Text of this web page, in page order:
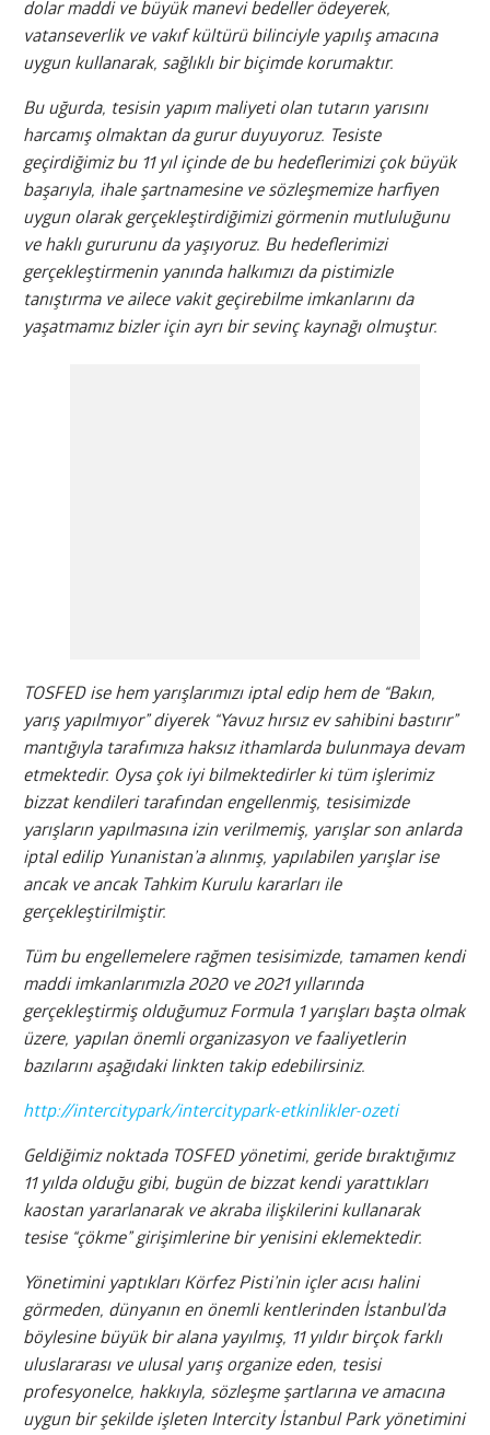
dolar maddi ve büyük manevi bedeller ödeyerek,
vatanseverlik ve vakıf kültürü bilinciyle yapılış amacına
uygun kullanarak, sağlıklı bir biçimde korumaktır.
Bu uğurda, tesisin yapım maliyeti olan tutarın yarısını
harcamış olmaktan da gurur duyuyoruz. Tesiste
geçirdiğimiz bu 11 yıl içinde de bu hedeflerimizi çok büyük
başarıyla, ihale şartnamesine ve sözleşmemize harfiyen
uygun olarak gerçekleştirdiğimizi görmenin mutluluğunu
ve haklı gururunu da yaşıyoruz. Bu hedeflerimizi
gerçekleştirmenin yanında halkımızı da pistimizle
tanıştırma ve ailece vakit geçirebilme imkanlarını da
yaşatmamız bizler için ayrı bir sevinç kaynağı olmuştur.
TOSFED ise hem yarışlarımızı iptal edip hem de “Bakın,
yarış yapılmıyor” diyerek “Yavuz hırsız ev sahibini bastırır”
mantığıyla tarafımıza haksız ithamlarda bulunmaya devam
etmektedir. Oysa çok iyi bilmektedirler ki tüm işlerimiz
bizzat kendileri tarafından engellenmiş, tesisimizde
yarışların yapılmasına izin verilmemiş, yarışlar son anlarda
iptal edilip Yunanistan’a alınmış, yapılabilen yarışlar ise
ancak ve ancak Tahkim Kurulu kararları ile
gerçekleştirilmiştir.
Tüm bu engellemelere rağmen tesisimizde, tamamen kendi
maddi imkanlarımızla 2020 ve 2021 yıllarında
gerçekleştirmiş olduğumuz Formula 1 yarışları başta olmak
üzere, yapılan önemli organizasyon ve faaliyetlerin
bazılarını aşağıdaki linkten takip edebilirsiniz.
http://intercitypark/intercitypark-etkinlikler-ozeti
Geldiğimiz noktada TOSFED yönetimi, geride bıraktığımız
11 yılda olduğu gibi, bugün de bizzat kendi yarattıkları
kaostan yararlanarak ve akraba ilişkilerini kullanarak
tesise “çökme” girişimlerine bir yenisini eklemektedir.
Yönetimini yaptıkları Körfez Pisti’nin içler acısı halini
görmeden, dünyanın en önemli kentlerinden İstanbul’da
böylesine büyük bir alana yayılmış, 11 yıldır birçok farklı
uluslararası ve ulusal yarış organize eden, tesisi
profesyonelce, hakkıyla, sözleşme şartlarına ve amacına
uygun bir şekilde işleten Intercity İstanbul Park yönetimini